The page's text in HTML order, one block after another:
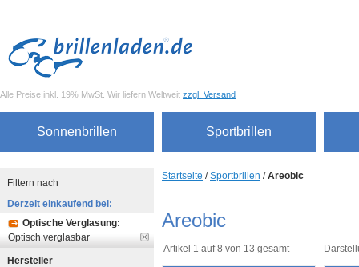
Alle Preise inkl. 19% MwSt. Wir liefern Weltweit zzgl. Versand
Sonnenbrillen Sportbrillen
Startseite /Sportbrillen /Areobic
Areobic
Artikel 1 auf 8 von 13 gesamt
Filtern nach
Derzeit einkaufend bei:
Optische Verglasung:
Optisch verglasbar
Hersteller